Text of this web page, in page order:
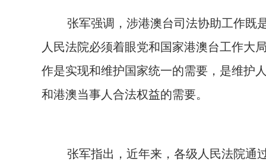
张军强调，涉港澳台司法协助工作既
人民法院必须着眼党和国家港澳台工作大
作是实现和维护国家统一的需要，是维护
和港澳当事人合法权益的需要。
张军指出，近年来，各级人民法院通